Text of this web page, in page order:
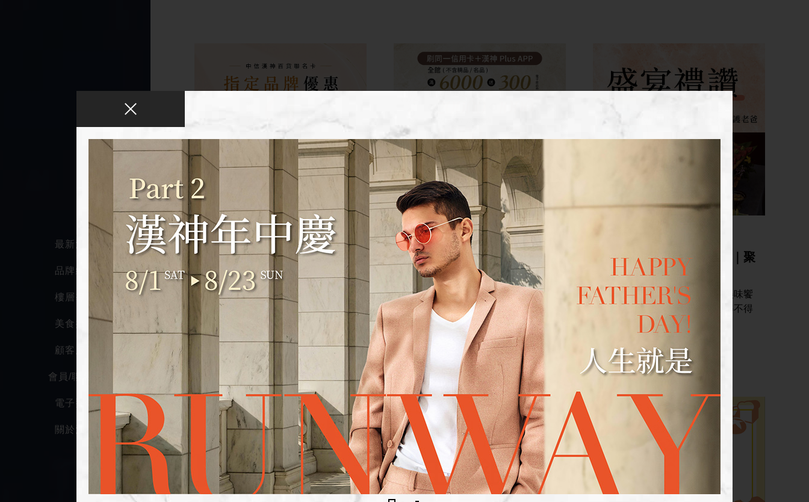
最新消息
品牌總覽
樓層導覽
美食探索
顧客服務
會員/聯名卡
電子型錄
關於漢神
銀行活動 2026-08-01
中信漢神百貨聯名卡專屬品牌
優惠｜人氣美妝保養、時尚精
品與精緻餐飲最高享9折
漢神百貨聯名卡精選10大品牌優惠
全館活動 2026-08-01
2026漢神百貨 年中慶加碼送
刷同一信用卡+漢神Plus APP加碼
送，消費累計滿額即可獲得電子商品
券!
2026高雄父親節餐廳推薦｜聚
餐大餐與蛋糕一次選
欠老爸的那頓大餐，是時候用美味饗
宴來感謝老爸了，讓老爸開心得不得
了、健康得不得了...